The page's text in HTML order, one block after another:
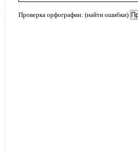
Проверка орфографии: (найти ошибки)